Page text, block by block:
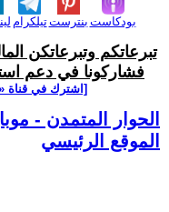
تيلكرامبنترست بودكاست
تبرعاتكم وتبرعاتكن
فشاركونا في دعم
[اشترك في قناة
الحوار المتمدن -
الموقع الرئيسي